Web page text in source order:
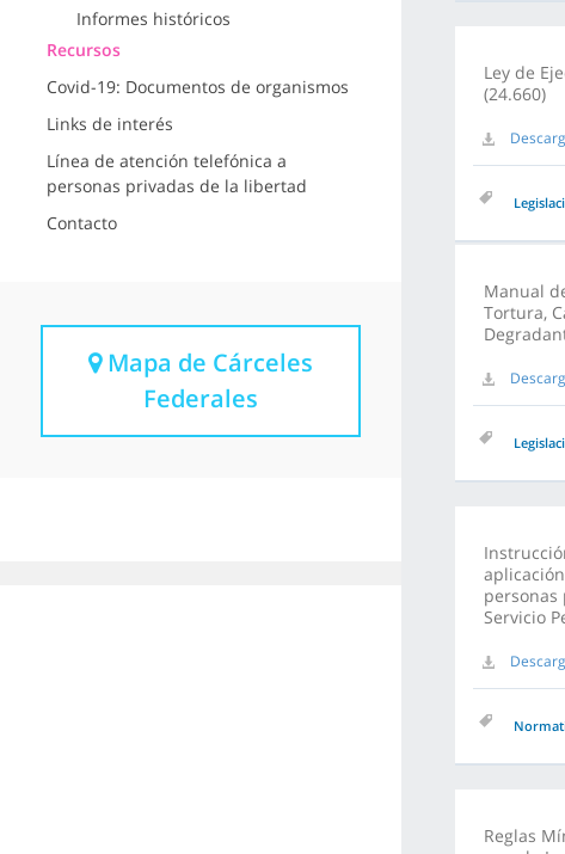
Informes históricos
Recursos
Covid-19: Documentos de organismos
Links de interés
Línea de atención telefónica a
personas privadas de la libertad
Contacto
Mapa de Cárceles
Federales
Ley de
(24.660)
Manual
Tortura,
Servicio
Reglas